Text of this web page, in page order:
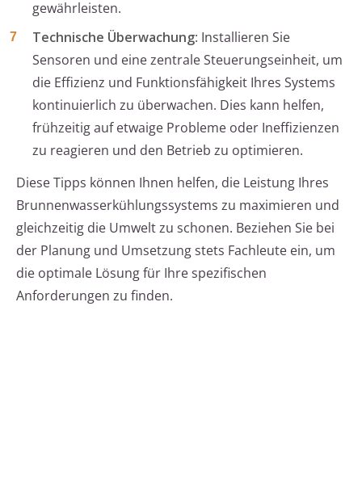
gewährleisten.
Technische Überwachung: Installieren Sie
Sensoren und eine zentrale Steuerungseinheit, um
die Effizienz und Funktionsfähigkeit Ihres Systems
kontinuierlich zu überwachen. Dies kann helfen,
frühzeitig auf etwaige Probleme oder Ineffizienzen
zu reagieren und den Betrieb zu optimieren.
Diese Tipps können Ihnen helfen, die Leistung Ihres
Brunnenwasserkühlungssystems zu maximieren und
gleichzeitig die Umwelt zu schonen. Beziehen Sie bei
der Planung und Umsetzung stets Fachleute ein, um
die optimale Lösung für Ihre spezifischen
Anforderungen zu finden.